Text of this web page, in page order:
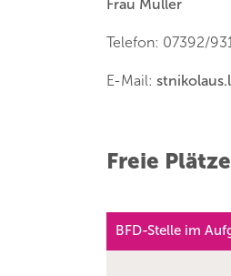
Frau Müller
Telefon: 07392/
E-Mail:
Freie
BFD-Stelle im